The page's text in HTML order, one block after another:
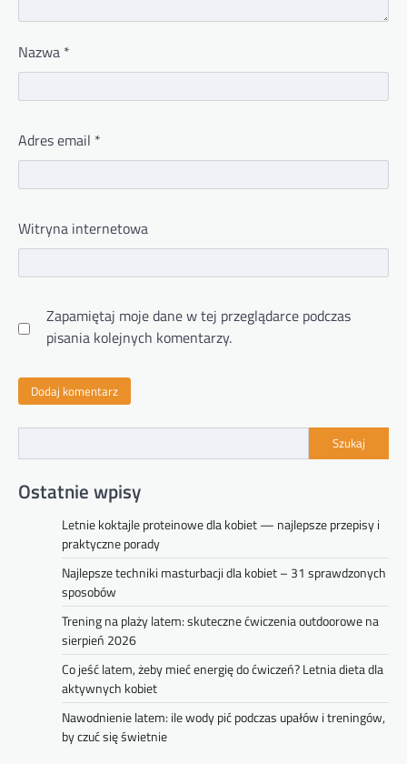
Nazwa *
Adres email *
Witryna internetowa
Zapamiętaj moje dane w tej przeglądarce podczas
pisania kolejnych komentarzy.
Szukaj
Ostatnie wpisy
Letnie koktajle proteinowe dla kobiet — najlepsze przepisy i
praktyczne porady
Najlepsze techniki masturbacji dla kobiet – 31 sprawdzonych
sposobów
Trening na plaży latem: skuteczne ćwiczenia outdoorowe na
sierpień 2026
Co jeść latem, żeby mieć energię do ćwiczeń? Letnia dieta dla
aktywnych kobiet
Nawodnienie latem: ile wody pić podczas upałów i treningów,
by czuć się świetnie